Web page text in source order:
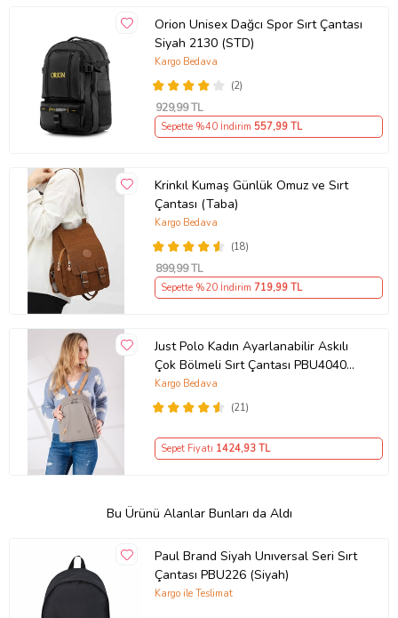
Orion Unisex Dağcı Spor Sırt Çantası
Siyah 2130 (STD)
(2)
Kargo Bedava
929,99 TL
Sepette %40 İndirim 557,99 TL
Krinkıl Kumaş Günlük Omuz ve Sırt
Çantası (Taba)
(18)
Kargo Bedava
899,99 TL
Sepette %20 İndirim 719,99 TL
Just Polo Kadın Ayarlanabilir Askılı
Çok Bölmeli Sırt Çantası PBU4040
(Gri)
(21)
Kargo Bedava
Sepet Fiyatı 1424,93 TL
Bu Ürünü Alanlar Bunları da Aldı
Paul Brand Siyah Unıversal Seri Sırt
Çantası PBU226 (Siyah)
Kargo ile Teslimat